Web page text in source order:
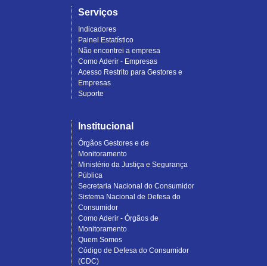
Serviços
Indicadores
Painel Estatístico
Não encontrei a empresa
Como Aderir - Empresas
Acesso Restrito para Gestores e
Empresas
Suporte
Institucional
Órgãos Gestores e de
Monitoramento
Ministério da Justiça e Segurança
Pública
Secretaria Nacional do Consumidor
Sistema Nacional de Defesa do
Consumidor
Como Aderir - Órgãos de
Monitoramento
Quem Somos
Código de Defesa do Consumidor
(CDC)